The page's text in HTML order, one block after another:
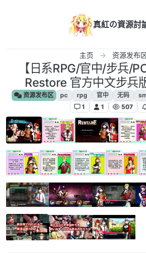
真紅の資源討
主页 资源发布
【日系RPG/官中/步兵/
Restore 官方中文步兵
资源发布区 pc rpg 官中 无码
1
1 507